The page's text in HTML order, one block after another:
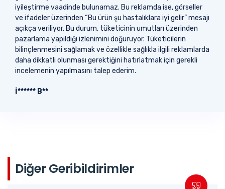
iyileştirme vaadinde bulunamaz. Bu reklamda ise, görseller
ve ifadeler üzerinden “Bu ürün şu hastalıklara iyi gelir” mesajı
açıkça veriliyor. Bu durum, tüketicinin umutları üzerinden
pazarlama yapıldığı izlenimini doğuruyor. Tüketicilerin
bilinçlenmesini sağlamak ve özellikle sağlıkla ilgili reklamlarda
daha dikkatli olunması gerektiğini hatırlatmak için gerekli
incelemenin yapılmasını talep ederim.
İ****** B**
Diğer Geribildirimler